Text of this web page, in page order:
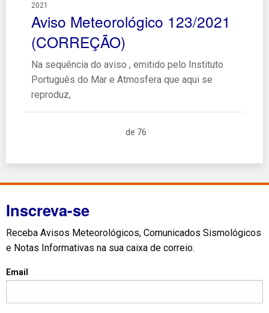
2021
Aviso Meteorológico 123/2021
(CORREÇÃO)
Na sequência do aviso , emitido pelo Instituto
Português do Mar e Atmosfera que aqui se
reproduz,
de 76
Inscreva-se
Receba Avisos Meteorológicos, Comunicados Sismológicos
e Notas Informativas na sua caixa de correio.
Email